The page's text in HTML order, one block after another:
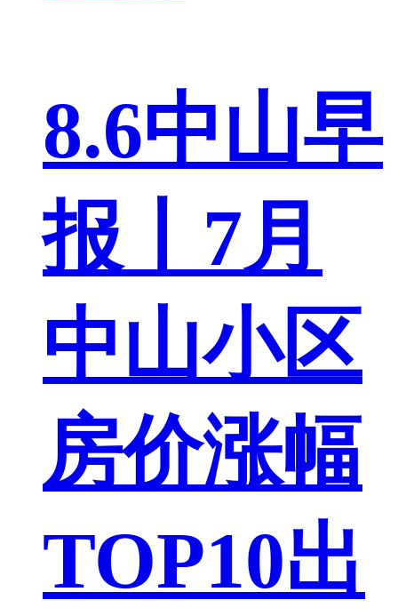
8.6中山早
报丨7月
中山小区
房价涨幅
TOP10出